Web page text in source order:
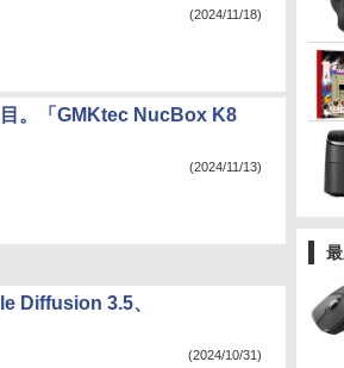
(2024/11/18)
。「GMKtec NucBox K8
(2024/11/13)
Diffusion 3.5、
(2024/10/31)